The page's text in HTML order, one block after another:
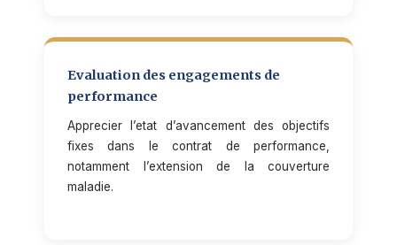
Evaluation des engagements de
performance
Apprecier l’etat d’avancement des objectifs
fixes dans le contrat de performance,
notamment l’extension de la couverture
maladie.